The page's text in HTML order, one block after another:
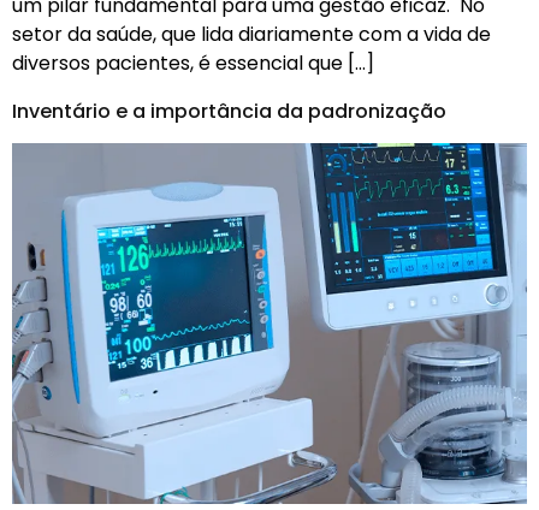
setor da saúde, que lida diariamente com a vida de
diversos pacientes, é essencial que […]
Inventário e a importância da padronização